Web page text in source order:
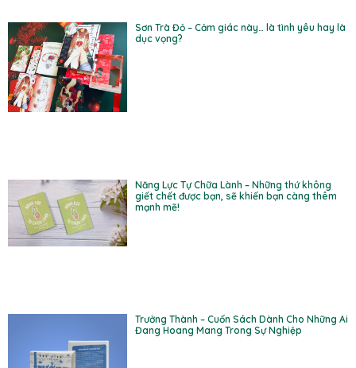
Sơn Trà Đỏ – Cảm giác này… là tình yêu hay là
dục vọng?
Năng Lực Tự Chữa Lành – Những thứ không
giết chết được bạn, sẽ khiến bạn càng thêm
mạnh mẽ!
Trưởng Thành – Cuốn Sách Dành Cho Những Ai
Đang Hoang Mang Trong Sự Nghiệp